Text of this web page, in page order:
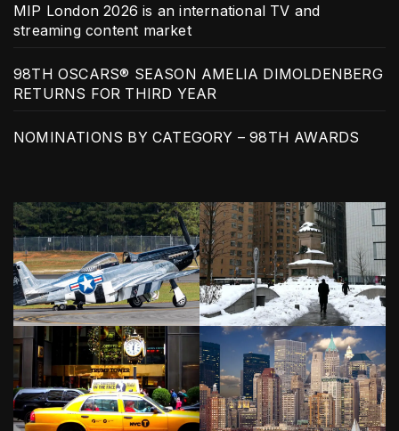
MIP London 2026 is an international TV and
streaming content market
98TH OSCARS® SEASON AMELIA DIMOLDENBERG
RETURNS FOR THIRD YEAR
NOMINATIONS BY CATEGORY – 98TH AWARDS